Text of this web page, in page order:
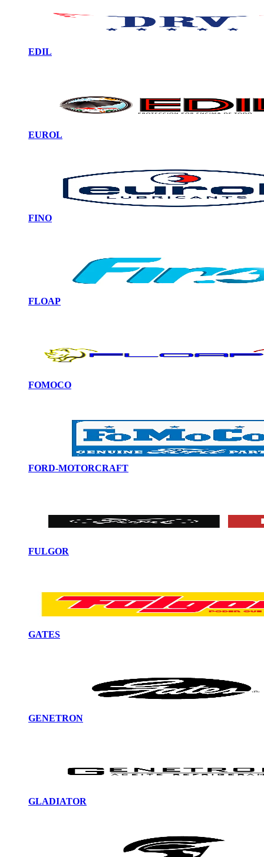
EDIL
EUROL
FINO
FLOAP
FOMOCO
FORD-MOTORCRAFT
FULGOR
GATES
GENETRON
GLADIATOR